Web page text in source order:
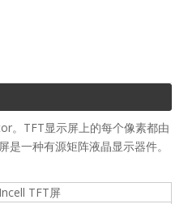
。TFT显示屏上的每个像素都由
一种有源矩阵液晶显示器件。
TFT屏